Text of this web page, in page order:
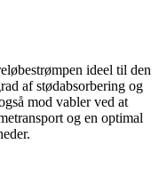
ideel til den
af stødabsorbering og
mod vabler ved at
og en optimal